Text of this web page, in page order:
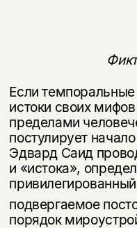
Если
истоки своих
пределами
постулирует
Эдвард Саид
и «истока»,
подвергаемое
порядок
Раз в неделю
о книгах и
За подписку
скидку 15%
Этой
нет в
Вы можете
уведомления, и
на склад
электронный
Эта книга